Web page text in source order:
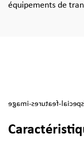
équipements de